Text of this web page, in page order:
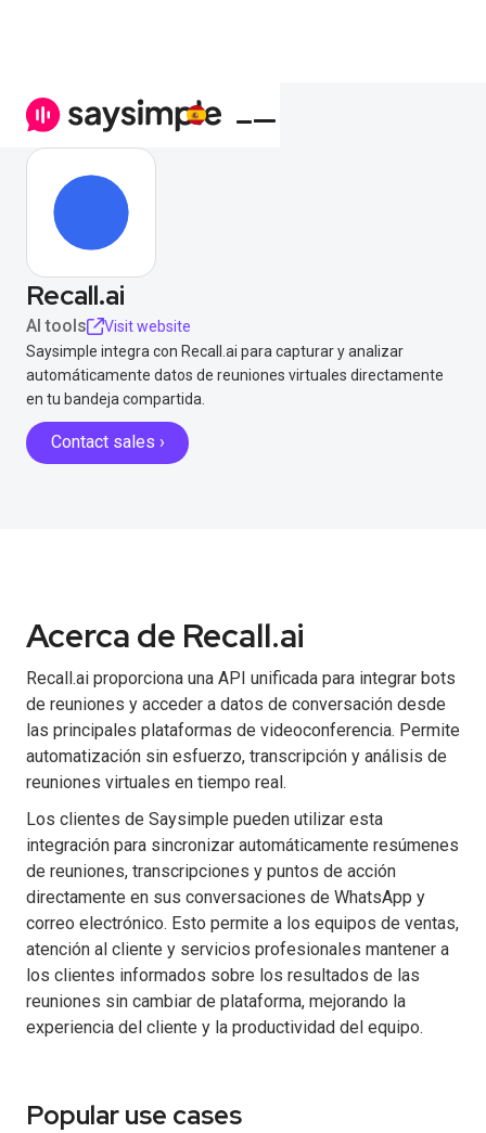
Recall.ai
AI tools
Visit website
Saysimple integra con Recall.ai para capturar y analizar
automáticamente datos de reuniones virtuales directamente
en tu bandeja compartida.
Contact sales ›
Acerca de Recall.ai
Recall.ai proporciona una API unificada para integrar bots
de reuniones y acceder a datos de conversación desde
las principales plataformas de videoconferencia. Permite
automatización sin esfuerzo, transcripción y análisis de
reuniones virtuales en tiempo real.
Los clientes de Saysimple pueden utilizar esta
integración para sincronizar automáticamente resúmenes
de reuniones, transcripciones y puntos de acción
directamente en sus conversaciones de WhatsApp y
correo electrónico. Esto permite a los equipos de ventas,
atención al cliente y servicios profesionales mantener a
los clientes informados sobre los resultados de las
reuniones sin cambiar de plataforma, mejorando la
experiencia del cliente y la productividad del equipo.
Popular use cases